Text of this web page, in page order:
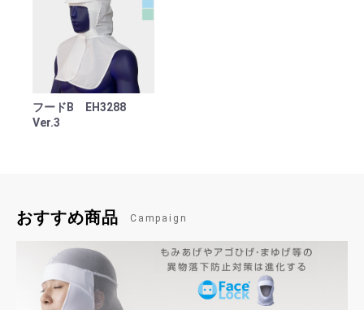
フードB EH3288
Ver.3
おすすめ商品 Campaign